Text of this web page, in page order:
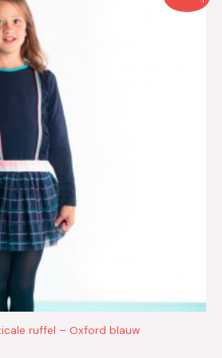
ruffel – Oxford blauw